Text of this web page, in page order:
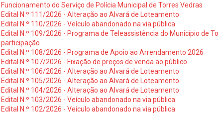
Funcionamento do Serviço de Polícia Municipal de Torres Vedras
Edital N.º 111/2026 - Alteração ao Alvará de Loteamento
Edital N.º 110/2026 - Veículo abandonado na via pública
Edital N.º 109/2026 - Programa de Teleassistência do Município de
participação
Edital N.º 108/2026 - Programa de Apoio ao Arrendamento 2026
Edital N.º 107/2026 - Fixação de preços de venda ao público
Edital N.º 106/2026 - Alteração ao Alvará de Loteamento
Edital N.º 105/2026 - Alteração ao Alvará de Loteamento
Edital N.º 104/2026 - Alteração ao Alvará de Loteamento
Edital N.º 103/2026 - Veículo abandonado na via pública
Edital N.º 102/2026 - Veículo abandonado na via pública